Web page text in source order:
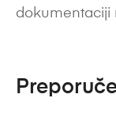
dokumentaciji